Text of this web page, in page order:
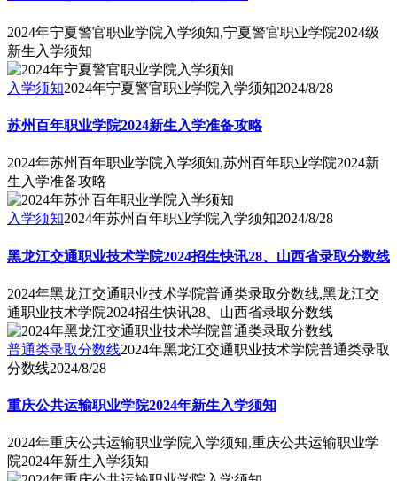
2024年宁夏警官职业学院入学须知,宁夏警官职业学院2024级
新生入学须知
入学须知2024年宁夏警官职业学院入学须知2024/8/28
苏州百年职业学院2024新生入学准备攻略
2024年苏州百年职业学院入学须知,苏州百年职业学院2024新
生入学准备攻略
入学须知2024年苏州百年职业学院入学须知2024/8/28
黑龙江交通职业技术学院2024招生快讯28、山西省录取分数线
2024年黑龙江交通职业技术学院普通类录取分数线,黑龙江交
通职业技术学院2024招生快讯28、山西省录取分数线
普通类录取分数线2024年黑龙江交通职业技术学院普通类录取
分数线2024/8/28
重庆公共运输职业学院2024年新生入学须知
2024年重庆公共运输职业学院入学须知,重庆公共运输职业学
院2024年新生入学须知